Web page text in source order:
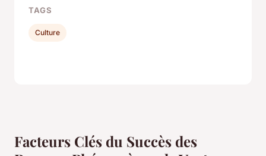
Facteurs Clés du Succès des
TAGS
Culture